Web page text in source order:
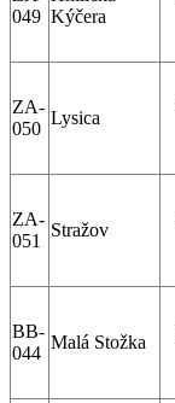
049 Kýčera
ZA-
050
Lysica
ZA-
051
Stražov
BB-
044
Malá Stožka